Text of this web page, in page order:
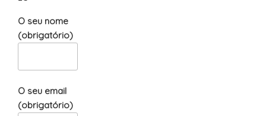
O seu nome
(obrigatório)
O seu email
(obrigatório)